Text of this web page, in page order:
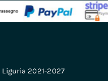
2021-2027